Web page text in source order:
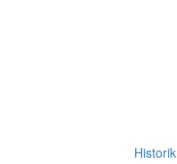
Historik